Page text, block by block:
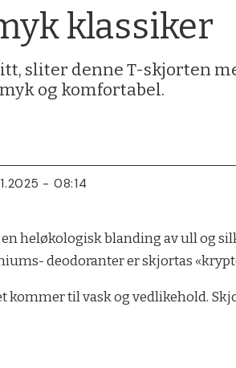
klassiker
sliter denne T-skjorten
og komfortabel.
- 08:14
heløkologisk blanding av ull og
deodoranter er skjortas
kommer til vask og vedlikehold.